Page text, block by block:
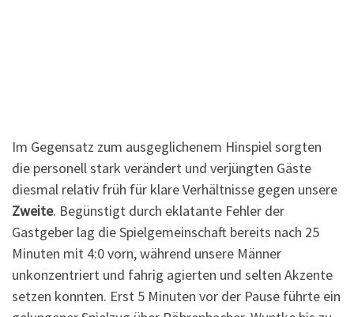
Im Gegensatz zum ausgeglichenem Hinspiel sorgten
die personell stark verändert und verjüngten Gäste
diesmal relativ früh für klare Verhältnisse gegen unsere
Zweite. Begünstigt durch eklatante Fehler der
Gastgeber lag die Spielgemeinschaft bereits nach 25
Minuten mit 4:0 vorn, während unsere Männer
unkonzentriert und fahrig agierten und selten Akzente
setzen konnten. Erst 5 Minuten vor der Pause führte ein